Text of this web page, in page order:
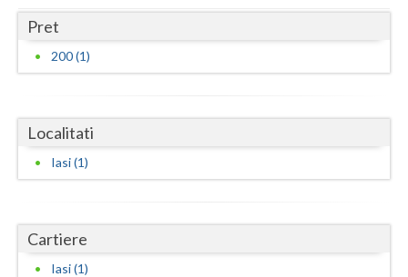
Dolj
Galati
Gorj
Harghita
Ialomita
Iasi
Pret
200 (1)
Localitati
Iasi (1)
Cartiere
Iasi (1)